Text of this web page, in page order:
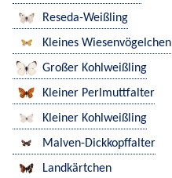
Reseda-Weißling
Kleines Wiesenvögelchen
Großer Kohlweißling
Kleiner Perlmuttfalter
Kleiner Kohlweißling
Malven-Dickkopffalter
Landkärtchen